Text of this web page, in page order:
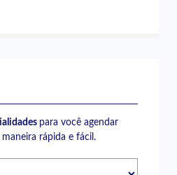
para você agendar
rápida e fácil.